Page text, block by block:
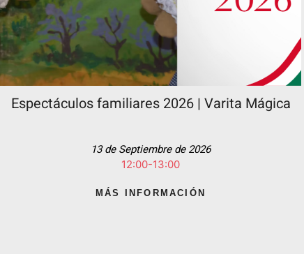
Espectáculos familiares 2026 | Varita Mágica
13 de Septiembre de 2026
12:00-13:00
MÁS INFORMACIÓN